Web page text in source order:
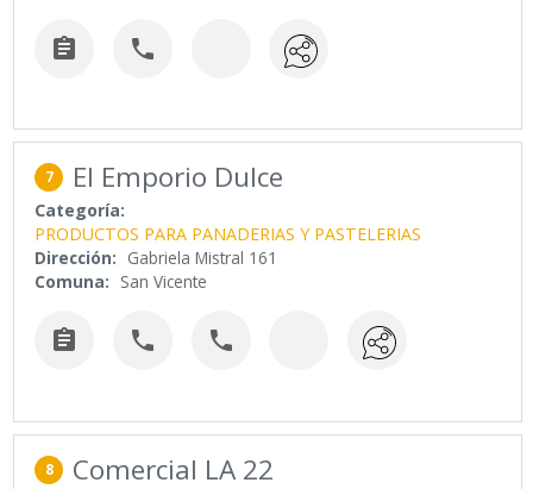
 
7 El Emporio Dulce
Categoría:
PRODUCTOS PARA PANADERIAS Y PASTELERIAS
Dirección: Gabriela Mistral 161
Comuna: San Vicente
  
8 Comercial LA 22